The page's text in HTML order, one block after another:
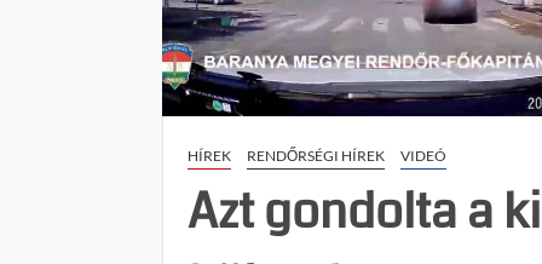
HÍREK RENDŐRSÉGI HÍREK VIDEÓ
Azt gondolta a